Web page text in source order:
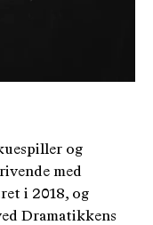
og
med
i 2018, og
Dramatikkens